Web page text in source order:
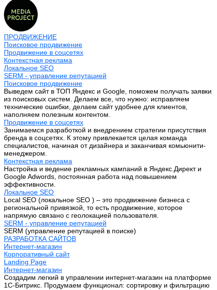
ПРОДВИЖЕНИЕ
Поисковое продвижение
Продвижение в соцсетях
Контекстная реклама
Локальное SEO
SERM - управление репутацией
Поисковое продвижение
Выведем сайт в ТОП Яндекс и Google, поможем получать заявки
из поисковых систем. Делаем все, что нужно: исправляем
технические ошибки, делаем сайт удобнее для клиентов,
наполняем полезным контентом.
Продвижение в соцсетях
Занимаемся разработкой и внедрением стратегии присутствия
бренда в соцсетях. К этому привлекается целая команда
специалистов, начиная от дизайнера и заканчивая комьюнити-
менеджером.
Контекстная реклама
Настройка и ведение рекламных кампаний в Яндекс.Директ и
Google Adwords, постоянная работа над повышением
эффективности.
Локальное SEO
Local SEO (локальное SEO ) – это продвижение бизнеса с
региональной привязкой, то есть продвижение, которое
напрямую связано с геолокацией пользователя.
SERM - управление репутацией
SERM (управление репутацией в поиске)
РАЗРАБОТКА САЙТОВ
Интернет-магазин
Корпоративный сайт
Landing Page
Интернет-магазин
Создадим легкий в управлении интернет-магазин на платформе
1С-Битрикс. Продумаем функционал: сортировку и фильтрацию